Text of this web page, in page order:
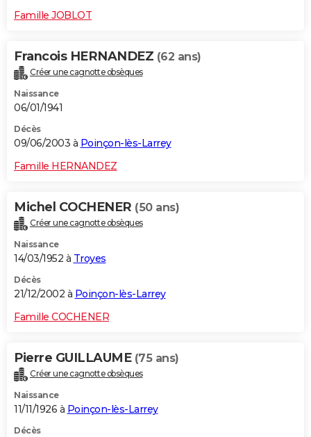
Famille JOBLOT
Francois HERNANDEZ (62 ans)
Créer une cagnotte obsèques
Naissance
06/01/1941
Décès
09/06/2003 à Poinçon-lès-Larrey
Famille HERNANDEZ
Michel COCHENER (50 ans)
Créer une cagnotte obsèques
Naissance
14/03/1952 à Troyes
Décès
21/12/2002 à Poinçon-lès-Larrey
Famille COCHENER
Pierre GUILLAUME (75 ans)
Créer une cagnotte obsèques
Naissance
11/11/1926 à Poinçon-lès-Larrey
Décès